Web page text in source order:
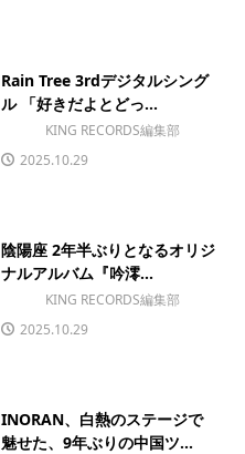
Rain Tree 3rdデジタルシング
ル 「好きだよとどっ...
KING RECORDS編集部
2025.10.29
陰陽座 2年半ぶりとなるオリジ
ナルアルバム『吟澪...
KING RECORDS編集部
2025.10.29
INORAN、白熱のステージで
魅せた、9年ぶりの中国ツ...